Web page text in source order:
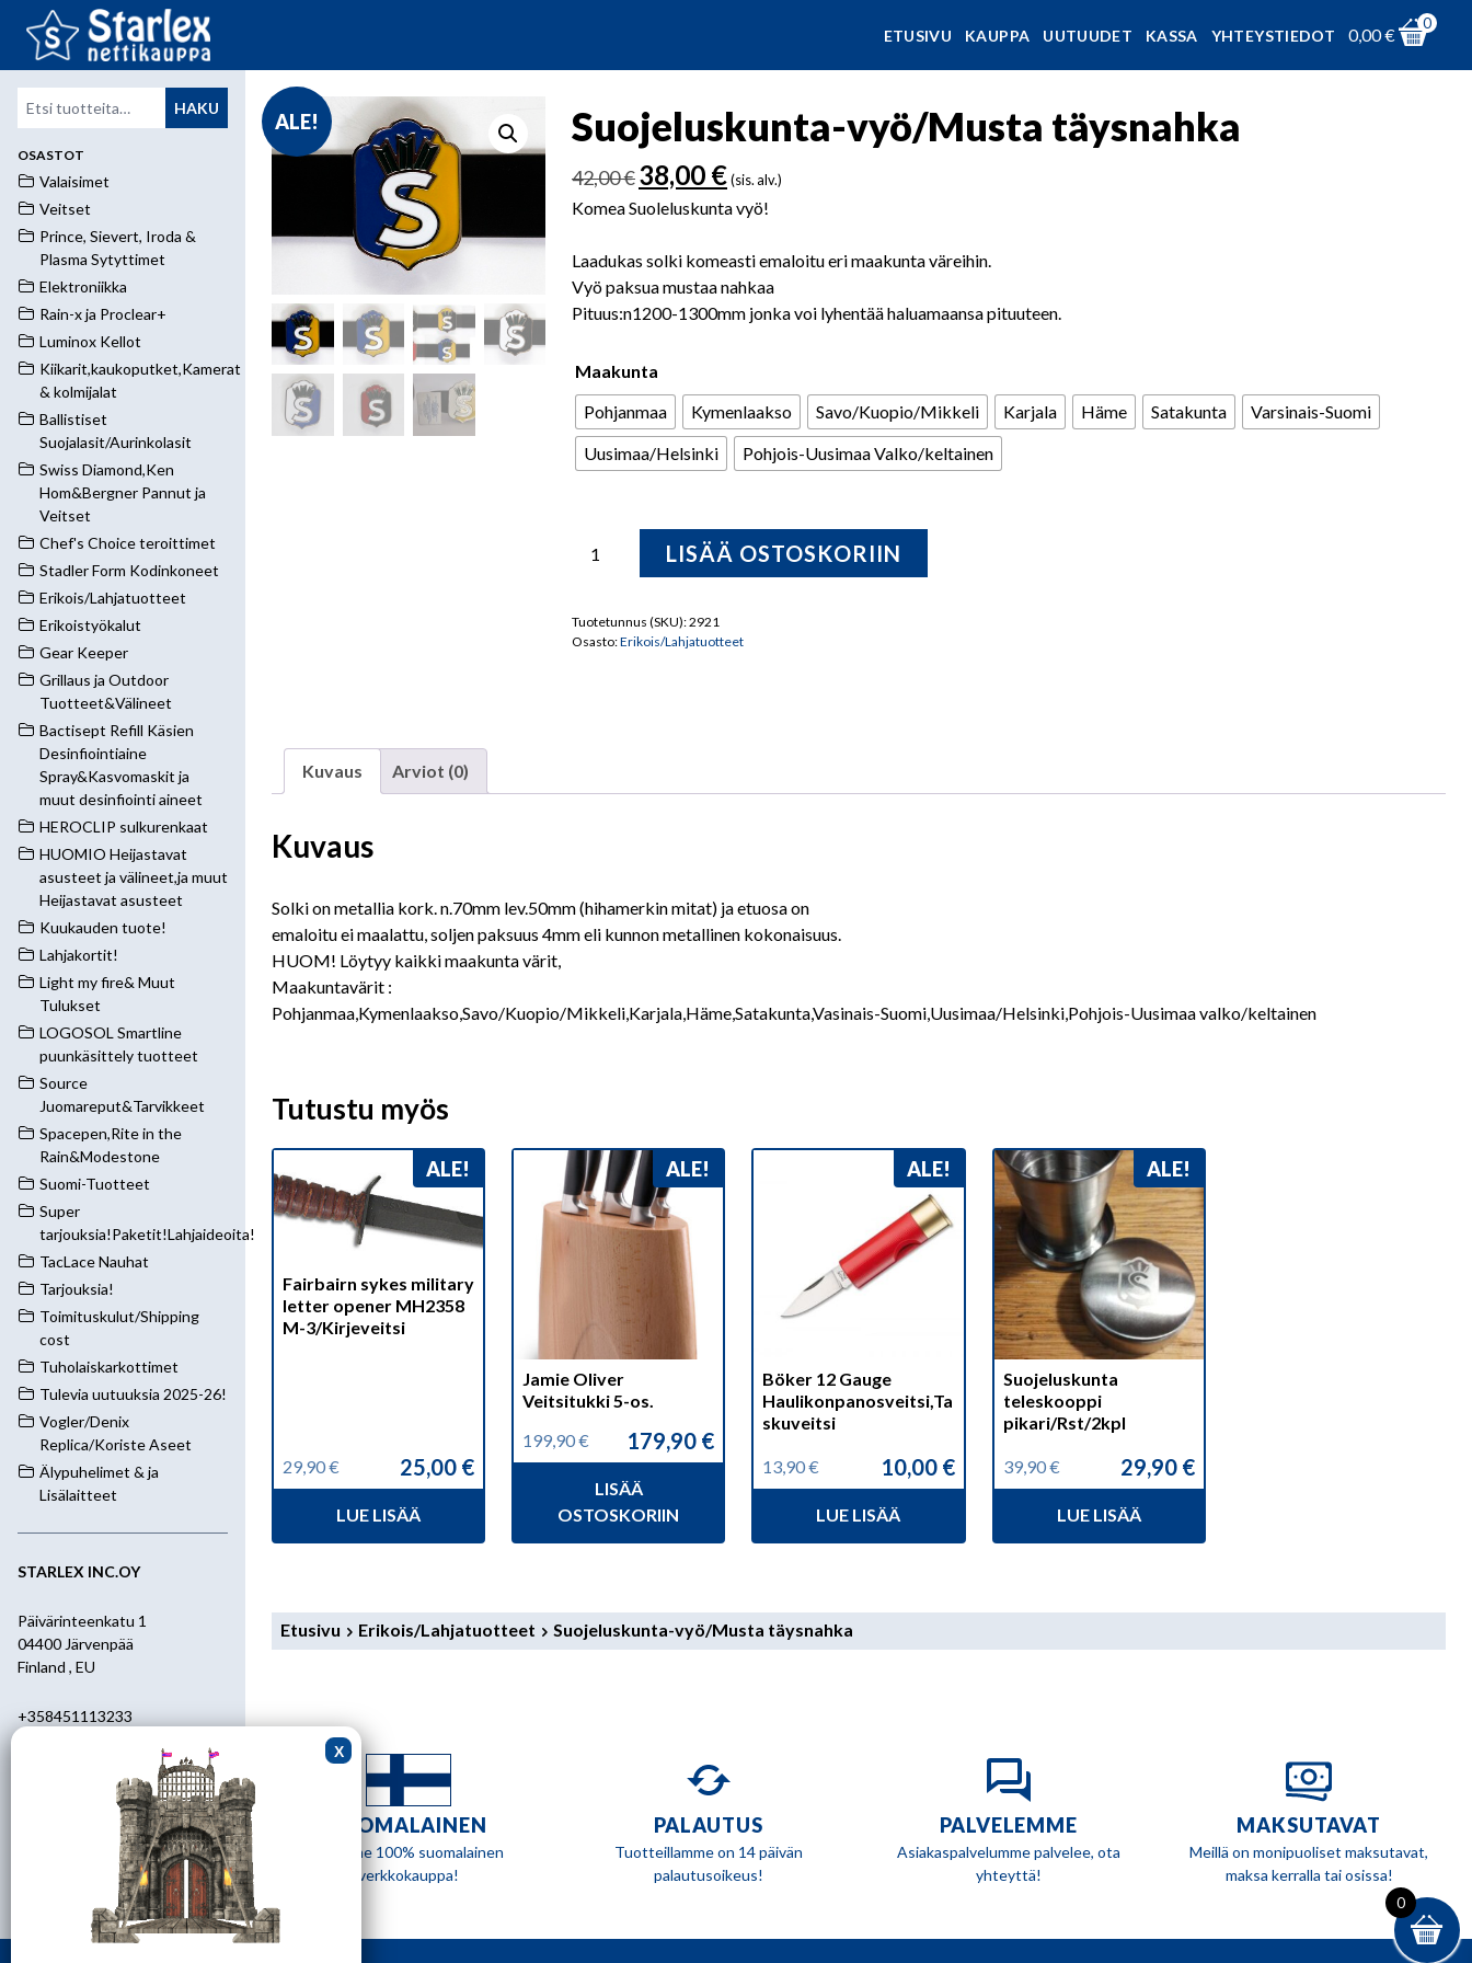
ETUSIVU KAUPPA UUTUUDET KASSA YHTEYSTIEDOT 0,00€
0
Etsi: HAKU
OSASTOT
Valaisimet
Veitset
Prince, Sievert, Iroda &
Plasma Sytyttimet
Elektroniikka
Rain-x ja Proclear+
Luminox Kellot
Kiikarit,kaukoputket,Kamerat
& kolmijalat
Ballistiset
Suojalasit/Aurinkolasit
Swiss Diamond,Ken
Hom&Bergner Pannut ja
Veitset
Chef's Choice teroittimet
Stadler Form Kodinkoneet
Erikois/Lahjatuotteet
Erikoistyökalut
Gear Keeper
Grillaus ja Outdoor
Tuotteet&Välineet
Bactisept Refill Käsien
Desinfiointiaine
Spray&Kasvomaskit ja
muut desinfiointi aineet
HEROCLIP sulkurenkaat
HUOMIO Heijastavat
asusteet ja välineet,ja muut
Heijastavat asusteet
Kuukauden tuote!
Lahjakortit!
Light my fire& Muut
Tulukset
LOGOSOL Smartline
puunkäsittely tuotteet
Source
Juomareput&Tarvikkeet
Spacepen,Rite in the
Rain&Modestone
Suomi-Tuotteet
Super
tarjouksia!Paketit!Lahjaideoita!
TacLace Nauhat
Tarjouksia!
Toimituskulut/Shipping
cost
Tuholaiskarkottimet
Tulevia uutuuksia 2025-26!
Vogler/Denix
Replica/Koriste Aseet
Älypuhelimet & ja
Lisälaitteet
STARLEX INC.OY
Päivärinteenkatu 1
04400 Järvenpää
Finland , EU
+358451113233
starlex@kolumbus.fi
Asiakaspalvelu
ark.klo 08.30-17.00
ALE! Suojeluskunta-vyö/Musta täysnahka
42,00€ Alkuperäinen
hinta
oli:
38,00 €Nykyinen
hinta
on:
(sis. alv.)
Komea Suoleluskunta vyö!
Laadukas solki komeasti emaloitu eri maakunta väreihin.
Vyö paksua mustaa nahkaa
Pituus:n1200-1300mm jonka voi lyhentää haluamaansa pituuteen.
Maakunta
Pohjanmaa
Kymenlaakso Savo/Kuopio/Mikkeli Karjala Häme Satakunta
Varsinais-Suomi
Uusimaa/Helsinki
Pohjois-Uusimaa Valko/keltainen
Suojeluskunta-
vyö/Musta
määrä
LISÄÄ OSTOSKORIIN
Tuotetunnus (SKU):2921
Osasto:Erikois/Lahjatuotteet
Kuvaus Arviot (0)
Kuvaus
Solki on metallia kork. n.70mm lev.50mm (hihamerkin mitat) ja etuosa on
emaloitu ei maalattu, soljen paksuus 4mm eli kunnon metallinen kokonaisuus.
HUOM! Löytyy kaikki maakunta värit,
Maakuntavärit :
Pohjanmaa,Kymenlaakso,Savo/Kuopio/Mikkeli,Karjala,Häme,Satakunta,Vasinais-Suomi,Uusimaa/Helsinki,Pohjois-Uusimaa valko/keltainen
Tutustu myös
ALE!
Fairbairn sykes military
letter opener MH2358
M-3/Kirjeveitsi
29,90€
Alkuperäinen
29,90 €.
25,00 €
Nykyinen
25,00 €.
LUE LISÄÄ
ALE!
Jamie Oliver
Veitsitukki 5-os.
199,90€
Alkuperäinen
199,90 €.
179,90 €
Nykyinen
179,90 €.
LISÄÄ
OSTOSKORIIN
ALE!
Böker 12 Gauge
Haulikonpanosveitsi,Ta
skuveitsi
13,90€
Alkuperäinen
13,90 €.
10,00 €
Nykyinen
10,00 €.
LUE LISÄÄ
ALE!
Suojeluskunta
teleskooppi
pikari/Rst/2kpl
39,90€
Alkuperäinen
39,90 €.
29,90 €
Nykyinen
29,90 €.
LUE LISÄÄ
Etusivu Erikois/Lahjatuotteet Suojeluskunta-vyö/Musta täysnahka
SUOMALAINEN
Olemme 100% suomalainen
verkkokauppa!
PALAUTUS
Tuotteillamme on 14 päivän
palautusoikeus!
PALVELEMME
Asiakaspalvelumme palvelee, ota
yhteyttä!
MAKSUTAVAT
Meillä on monipuoliset maksutavat,
maksa kerralla tai osissa!
0